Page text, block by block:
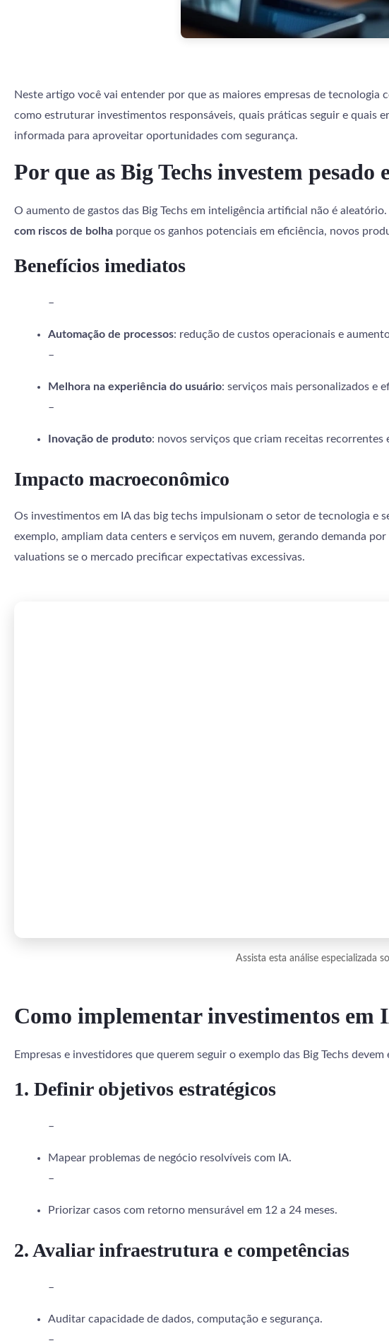
Neste artigo você vai entender por que as maiores empresas de
como estruturar investimentos responsáveis, quais práticas seguir e quais
informada para aproveitar oportunidades com segurança.
Por que as Big Techs investem
O aumento de gastos das Big Techs em inteligência artificial não é
com riscos de bolha porque os ganhos potenciais em eficiência, novos
Benefícios imediatos
–
Automação de processos: redução de custos operacionais e
–
Melhora na experiência do usuário: serviços mais personalizados e
–
Inovação de produto: novos serviços que criam receitas recorrentes
Impacto macroeconômico
Os investimentos em IA das big techs impulsionam o setor de tecnologia
exemplo, ampliam data centers e serviços em nuvem, gerando demanda
valuations se o mercado precificar expectativas excessivas.
Assista esta análise especializada
Como implementar investimentos em
Empresas e investidores que querem seguir o exemplo das Big Techs
1. Definir objetivos estratégicos
–
Mapear problemas de negócio resolvíveis com IA.
–
Priorizar casos com retorno mensurável em 12 a 24 meses.
2. Avaliar infraestrutura e competências
–
Auditar capacidade de dados, computação e segurança.
–